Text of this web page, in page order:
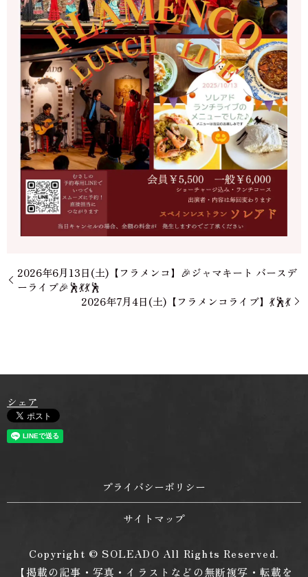
2026年6月13日(土)【フラメンコ】🎉ジャマキート バースデ
ーライブ🎉🕺💃💃🕺
2026年7月4日(土)【フラメンコライブ】💃🕺💃
シェア
プライバシーポリシー
サイトマップ
Copyright © SOLEADO All Rights Reserved.
【掲載の記事・写真・イラストなどの無断複写・転載を